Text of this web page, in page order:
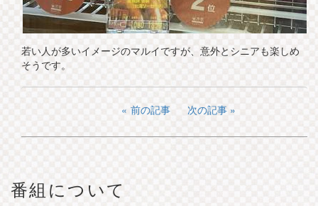
若い人が多いイメージのマルイですが、意外とシニアも楽しめ
そうです。
前の記事 次の記事
番組について